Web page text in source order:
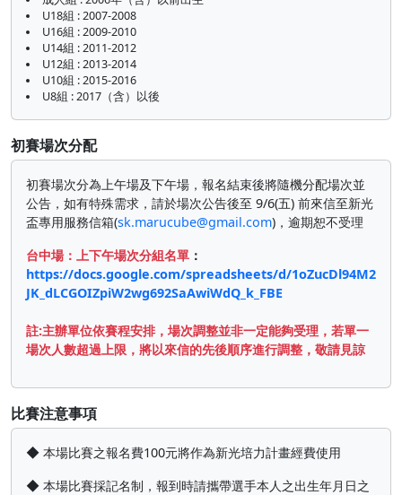
U18組 : 2007-2008
U16組 : 2009-2010
U14組 : 2011-2012
U12組 : 2013-2014
U10組 : 2015-2016
U8組 : 2017（含）以後
初賽場次分配
初賽場次分為上午場及下午場，報名結束後將隨機分配場次並
公告，如有特殊需求，請於場次公告後至 9/6(五) 前來信至新光
盃專用服務信箱(sk.marucube@gmail.com)，逾期恕不受理
台中場：上下午場次分組名單 ：
https://docs.google.com/spreadsheets/d/1oZucDl94M2
JK_dLCGOIZpiW2wg692SaAwiWdQ_k_FBE
註:主辦單位依賽程安排，場次調整並非一定能夠受理，若單一
場次人數超過上限，將以來信的先後順序進行調整，敬請見諒
比賽注意事項
◆ 本場比賽之報名費100元將作為新光培力計畫經費使用
◆ 本場比賽採記名制，報到時請攜帶選手本人之出生年月日之